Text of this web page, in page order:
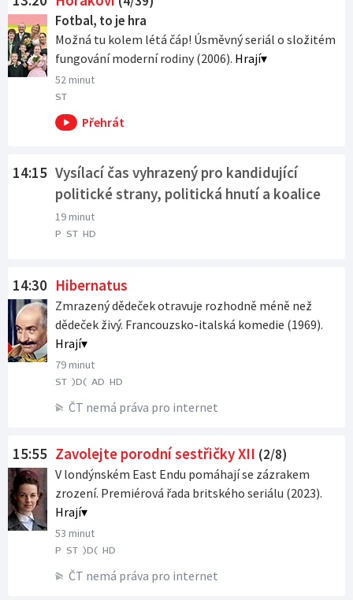
Fotbal, to je hra
Možná tu kolem létá čáp! Úsměvný seriál o složitém
fungování moderní rodiny (2006). Hrají
52 minut
ST
14:15 Vysílací čas vyhrazený pro kandidující
politické strany, politická hnutí a koalice
19 minut
P ST HD
14:30 Hibernatus
Zmrazený dědeček otravuje rozhodně méně než
dědeček živý. Francouzsko-italská komedie (1969).
Hrají
79 minut
ST )D( AD HD
ČT nemá práva pro internet
15:55 Zavolejte porodní sestřičky XII (2/8)
V londýnském East Endu pomáhají se zázrakem
zrození. Premiérová řada britského seriálu (2023).
Hrají
53 minut
P ST )D( HD
ČT nemá práva pro internet